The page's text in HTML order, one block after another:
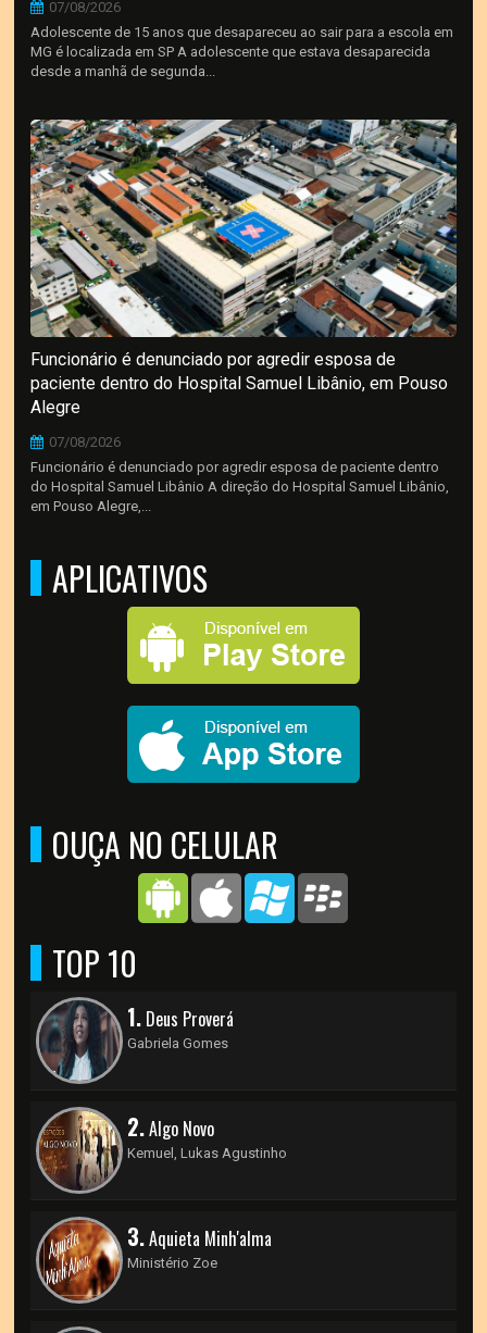
07/08/2026
Adolescente de 15 anos que desapareceu ao sair para a escola em
MG é localizada em SP A adolescente que estava desaparecida
desde a manhã de segunda...
Funcionário é denunciado por agredir esposa de
paciente dentro do Hospital Samuel Libânio, em Pouso
Alegre
07/08/2026
Funcionário é denunciado por agredir esposa de paciente dentro
do Hospital Samuel Libânio A direção do Hospital Samuel Libânio,
em Pouso Alegre,...
APLICATIVOS
OUÇA NO CELULAR
TOP 10
1. Deus Proverá
Gabriela Gomes
2.Algo Novo
Kemuel, Lukas Agustinho
3.Aquieta Minh'alma
Ministério Zoe